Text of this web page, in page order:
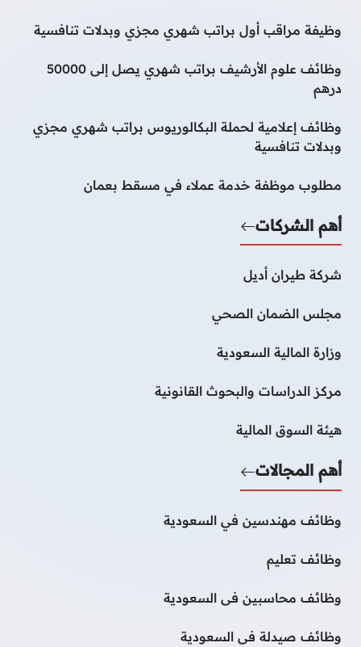
وظيفة مراقب أول براتب شهري مجزي وبدلات تنافسية
وظائف علوم الأرشيف براتب شهري يصل إلى 50000
درهم
وظائف إعلامية لحملة البكالوريوس براتب شهري مجزي
وبدلات تنافسية
مطلوب موظفة خدمة عملاء في مسقط بعمان
أهم الشركات
شركة طيران أديل
مجلس الضمان الصحي
وزارة المالية السعودية
مركز الدراسات والبحوث القانونية
هيئة السوق المالية
أهم المجالات
وظائف مهندسين في السعودية
وظائف تعليم
وظائف محاسبين فى السعودية
وظائف صيدلة فى السعودية